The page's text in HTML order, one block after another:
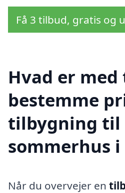
Få 3 tilbud, gratis og
Hvad er
bestemme
tilbygning til
sommerhus i
Når du overvejer en